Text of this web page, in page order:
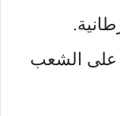
على الشعب